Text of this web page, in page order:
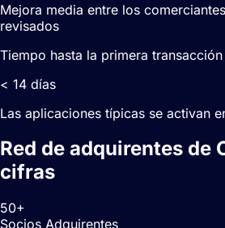
Mejora media entre los
revisados
Tiempo hasta la primera transacción
< 14 días
Las aplicaciones típicas se activan
Red de adquirentes de
cifras
50+
Socios Adquirentes